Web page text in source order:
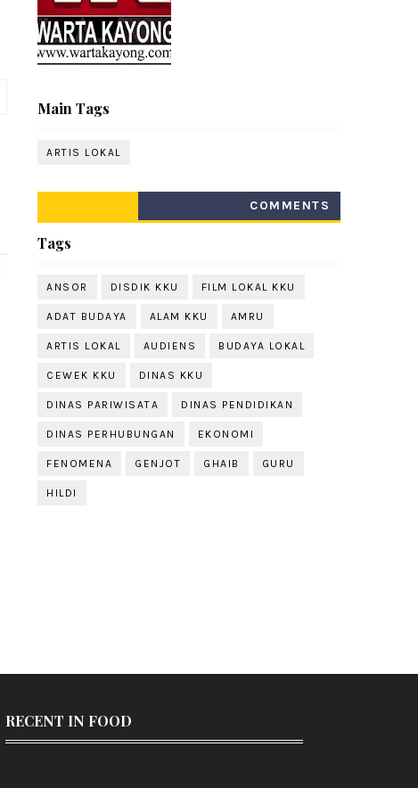
Main Tags
ARTIS LOKAL
COMMENTS
Tags
ANSOR DISDIK KKU FILM LOKAL KKU
ADAT BUDAYA ALAM KKU AMRU
ARTIS LOKAL AUDIENS BUDAYA LOKAL
CEWEK KKU DINAS KKU
DINAS PARIWISATA DINAS PENDIDIKAN
DINAS PERHUBUNGAN EKONOMI
FENOMENA GENJOT GHAIB GURU
HILDI
RECENT IN FOOD